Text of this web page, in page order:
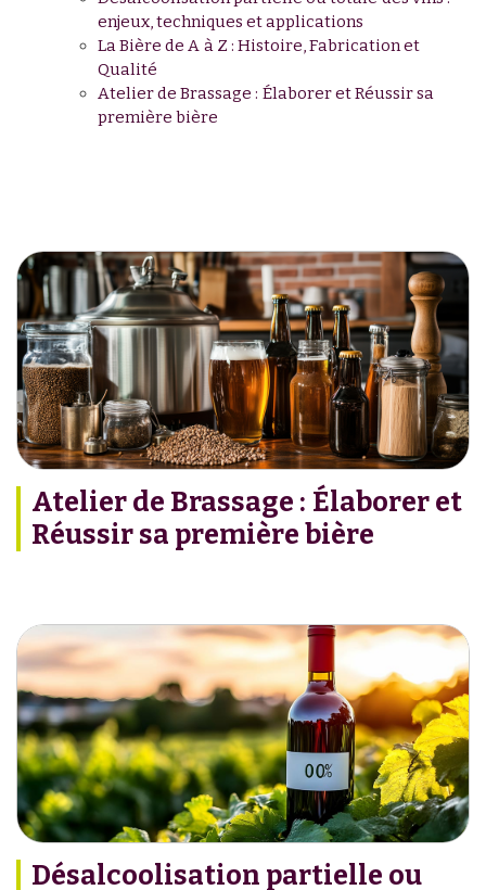
enjeux, techniques et applications
La Bière de A à Z : Histoire, Fabrication et
Qualité
Atelier de Brassage : Élaborer et Réussir sa
première bière
Atelier de Brassage : Élaborer et
Réussir sa première bière
Désalcoolisation partielle ou